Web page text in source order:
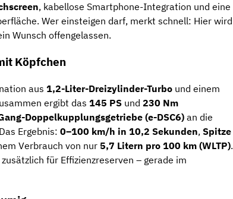
, kabellose Smartphone-Integration und eine
Wer einsteigen darf, merkt schnell: Hier wird
Wunsch offengelassen.
Köpfchen
aus 1,2-Liter-Dreizylinder-Turbo und einem
ergibt das 145 PS und 230 Nm
Doppelkupplungsgetriebe (e-DSC6) an die
Ergebnis: 0–100 km/h in 10,2 Sekunden, Spitze
Verbrauch von nur 5,7 Litern pro 100 km (WLTP).
für Effizienzreserven – gerade im